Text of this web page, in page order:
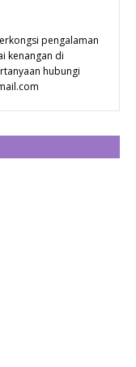
pengalaman
kenangan di
hubungi